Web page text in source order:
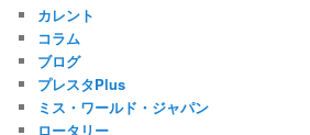
カレント
コラム
ブログ
プレスタPlus
ミス・ワールド・ジャパン
ロータリー